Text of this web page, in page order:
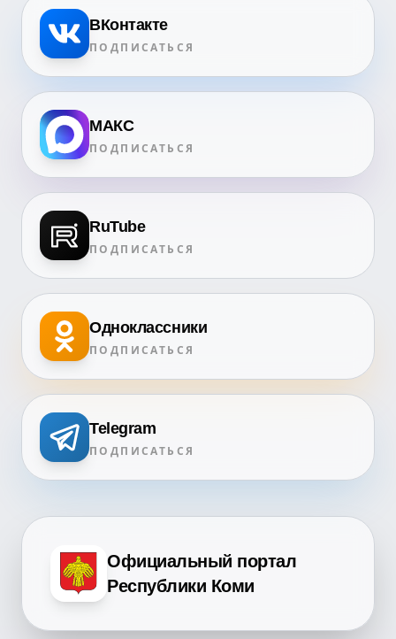
ВКонтакте
ПОДПИСАТЬСЯ
МАКС
ПОДПИСАТЬСЯ
RuTube
ПОДПИСАТЬСЯ
Одноклассники
ПОДПИСАТЬСЯ
Telegram
ПОДПИСАТЬСЯ
Официальный портал
Республики Коми